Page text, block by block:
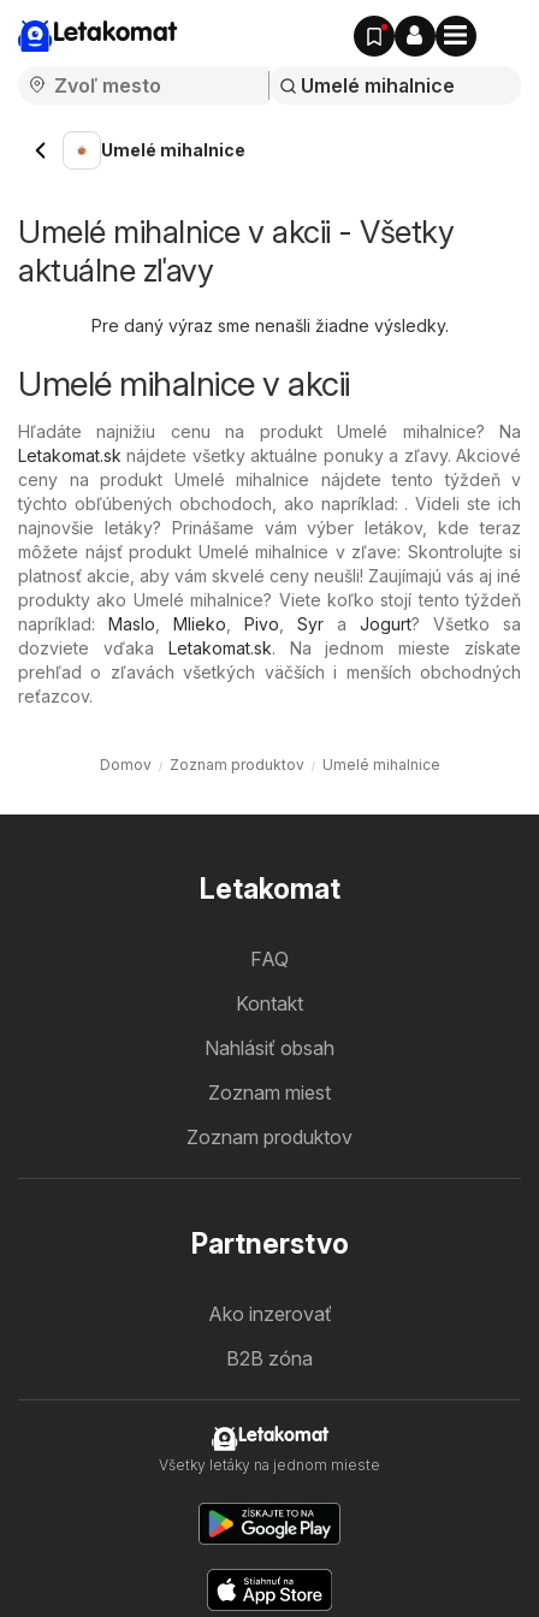
Letakomat
Umelé mihalnice
Umelé mihalnice v akcii - Všetky
aktuálne zľavy
Pre daný výraz sme nenašli žiadne výsledky.
Umelé mihalnice v akcii
Hľadáte najnižiu cenu na produkt Umelé mihalnice? Na
Letakomat.sk nájdete všetky aktuálne ponuky a zľavy. Akciové
ceny na produkt Umelé mihalnice nájdete tento týždeň v
týchto obľúbených obchodoch, ako napríklad: . Videli ste ich
najnovšie letáky? Prinášame vám výber letákov, kde teraz
môžete nájsť produkt Umelé mihalnice v zľave: Skontrolujte si
platnosť akcie, aby vám skvelé ceny neušli! Zaujímajú vás aj iné
produkty ako Umelé mihalnice? Viete koľko stojí tento týždeň
napríklad: Maslo Mlieko Pivo Syr a Jogurt? Všetko sa
dozviete vďaka Letakomat.sk. Na jednom mieste získate
prehľad o zľavách všetkých väčších i menších obchodných
reťazcov.
Domov Zoznam produktov Umelé mihalnice
Letakomat
FAQ
Kontakt
Nahlásiť obsah
Zoznam miest
Zoznam produktov
Partnerstvo
Ako inzerovať
B2B zóna
Letakomat
Všetky letáky na jednom mieste